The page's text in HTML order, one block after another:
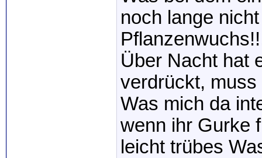
noch lange
Über Nacht hat
verdrückt,
Was mich da
wenn ihr Gurke
leicht trübes